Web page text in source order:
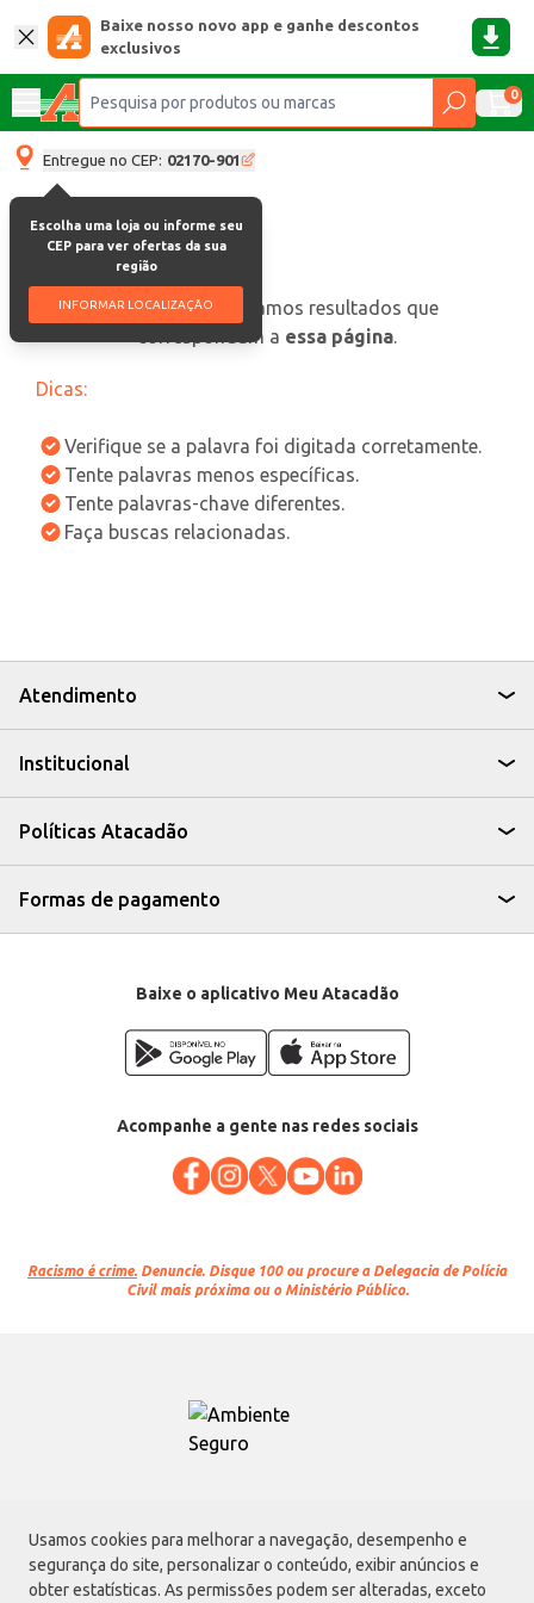
Usamos cookies para melhorar a navegação, desempenho e
segurança do site, personalizar o conteúdo, exibir anúncios e
obter estatísticas. As permissões podem ser alteradas, exceto
Baixe nosso novo app e ganhe descontos
exclusivos
0
Entregue no CEP: 02170-901
Escolha uma loja ou informe seu
CEP para ver ofertas da sua
região
INFORMAR LOCALIZAÇÃO
oops, não encontramos resultados que
correspondam a essa página.
Dicas:
Verifique se a palavra foi digitada corretamente.
Tente palavras menos específicas.
Tente palavras-chave diferentes.
Faça buscas relacionadas.
Atendimento
Institucional
Políticas Atacadão
Formas de pagamento
Baixe o aplicativo Meu Atacadão
Acompanhe a gente nas redes sociais
Racismo é crime. Denuncie. Disque 100 ou procure a Delegacia de Polícia
Civil mais próxima ou o Ministério Público.
Atacadão S.A.
Avenida Morvan Dias de Figueiredo, 6169, Vila Maria, São Paulo - SP | CEP
02170-901 | CNPJ: 75.315.333/0001-09